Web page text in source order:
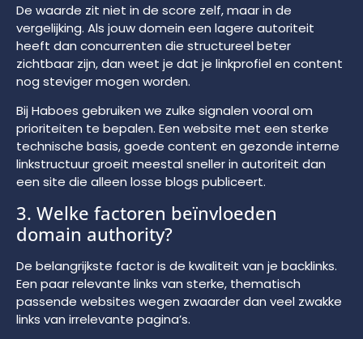
De waarde zit niet in de score zelf, maar in de
vergelijking. Als jouw domein een lagere autoriteit
heeft dan concurrenten die structureel beter
zichtbaar zijn, dan weet je dat je linkprofiel en content
nog steviger mogen worden.
Bij Haboes gebruiken we zulke signalen vooral om
prioriteiten te bepalen. Een website met een sterke
technische basis, goede content en gezonde interne
linkstructuur groeit meestal sneller in autoriteit dan
een site die alleen losse blogs publiceert.
3. Welke factoren beïnvloeden
domain authority?
De belangrijkste factor is de kwaliteit van je backlinks.
Een paar relevante links van sterke, thematisch
passende websites wegen zwaarder dan veel zwakke
links van irrelevante pagina’s.